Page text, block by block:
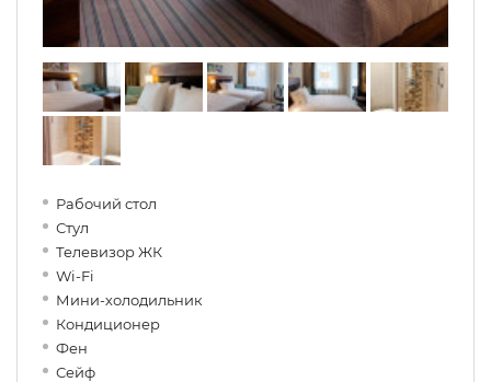
Рабочий стол
Стул
Телевизор ЖК
Wi-Fi
Мини-холодильник
Кондиционер
Фен
Сейф